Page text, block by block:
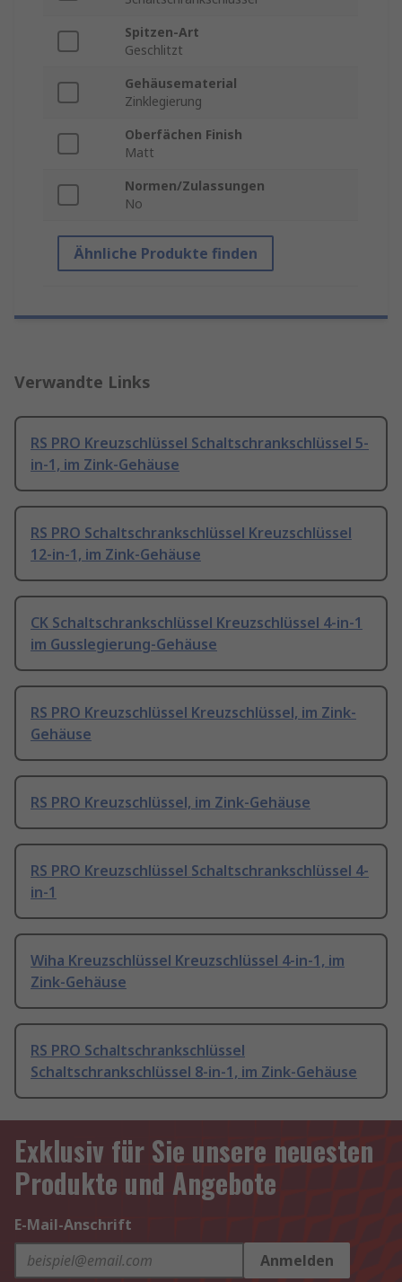
Spitzen-Art
Geschlitzt
Gehäusematerial
Zinklegierung
Oberfächen Finish
Matt
Normen/Zulassungen
No
Ähnliche Produkte finden
Verwandte Links
RS PRO Kreuzschlüssel Schaltschrankschlüssel 5-
in-1, im Zink-Gehäuse
RS PRO Schaltschrankschlüssel Kreuzschlüssel
12-in-1, im Zink-Gehäuse
CK Schaltschrankschlüssel Kreuzschlüssel 4-in-1
im Gusslegierung-Gehäuse
RS PRO Kreuzschlüssel Kreuzschlüssel, im Zink-
Gehäuse
RS PRO Kreuzschlüssel, im Zink-Gehäuse
RS PRO Kreuzschlüssel Schaltschrankschlüssel 4-
in-1
Wiha Kreuzschlüssel Kreuzschlüssel 4-in-1, im
Zink-Gehäuse
RS PRO Schaltschrankschlüssel
Schaltschrankschlüssel 8-in-1, im Zink-Gehäuse
Exklusiv für Sie unsere neuesten
Produkte und Angebote
E-Mail-Anschrift
Anmelden